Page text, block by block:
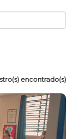
encontrado(s)